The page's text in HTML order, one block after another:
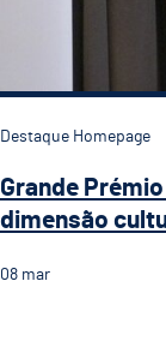
Destaque Homepage
Grande
dimensão
08 mar